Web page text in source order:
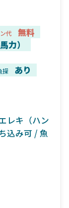
代 無料
力）
探 あり
レキ（ハン
込み可 / 魚